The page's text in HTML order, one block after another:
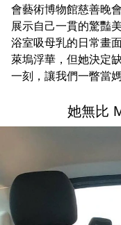
會藝術博物館慈善晚
展示自己一貫的驚豔
浴室吸母乳的日常畫
萊塢浮華，但她決定
一刻，讓我們一瞥當媽
她無比